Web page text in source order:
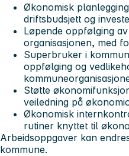
Økonomisk
driftsbudsjett og
Løpende oppfølging
organisasjonen, med
Superbruker i
oppfølging og
Støtte
veiledning på
Økonomisk
rutiner knyttet til
Arbeidsoppgaver kan
kommune.